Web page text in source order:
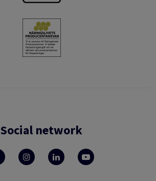
Social network